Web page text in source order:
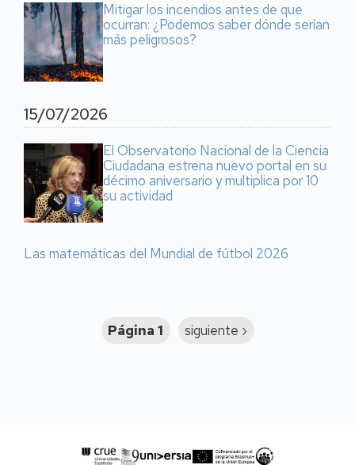
Mitigar los incendios antes de que
ocurran: ¿Podemos saber dónde serían
más peligrosos?
15/07/2026
El Observatorio Nacional de la Ciencia
Ciudadana estrena nuevo portal en su
décimo aniversario y multiplica por 10
su actividad
Las matemáticas del Mundial de fútbol 2026
Página 1
Siguiente
siguiente ›